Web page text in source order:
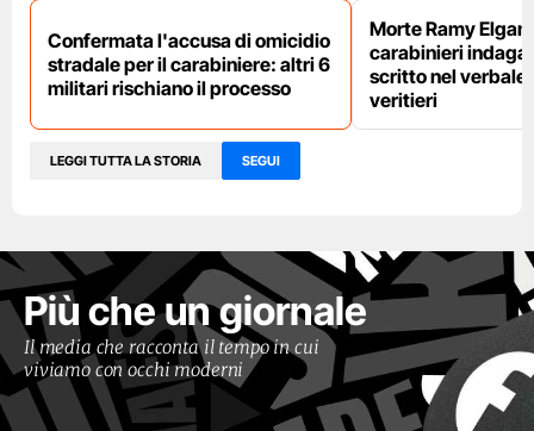
Confermata l'accusa di omicidio
stradale per il carabiniere: altri 6
militari rischiano il processo
Morte Ramy
carabinieri
scritto nel verbale
veritieri
LEGGI TUTTA LA STORIA SEGUI
Più che un giornale
Il media che racconta il tempo in cui
viviamo con occhi moderni